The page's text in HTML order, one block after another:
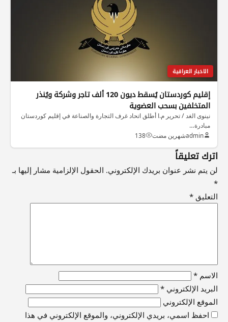
الاخبار العراقية
إقليم كوردستان يُسقط ديون 120 ألف تاجر وشركة ويُنذر
المتخلفين بسحب العضوية
نينوى الغد / تحرير م.ا أطلق اتحاد غرف التجارة والصناعة في إقليم كوردستان
مبادرة…
adminشهرين مضت 138
اترك تعليقاً
لن يتم نشر عنوان بريدك الإلكتروني. الحقول الإلزامية مشار إليها بـ
*
التعليق *
الاسم *
البريد الإلكتروني *
الموقع الإلكتروني
احفظ اسمي، بريدي الإلكتروني، والموقع الإلكتروني في هذا